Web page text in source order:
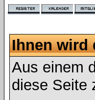
Ihnen wird
Aus einem
diese Seite